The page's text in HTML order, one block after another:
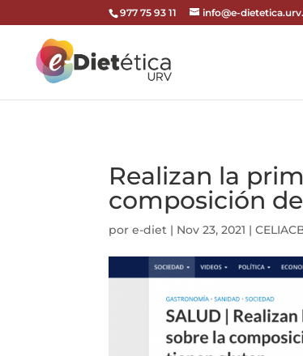
codi google analytics:977 75 93 11 info@e-
Realizan la
composición
pore-diet | Nov 23, 2021 |